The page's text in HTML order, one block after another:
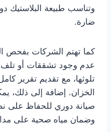
وتناسب طبيعة البلاستيك
ضارة.
كما تهتم الشركات بفحص
عدم وجود تشققات أو تلف
تلوثها، مع تقديم تقرير
الخزان. إضافة إلى ذلك،
صيانة دوري للحفاظ على
وضمان مياه صحية على